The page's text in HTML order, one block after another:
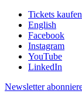
Tickets kaufen
English
Facebook
Instagram
YouTube
LinkedIn
Newsletter